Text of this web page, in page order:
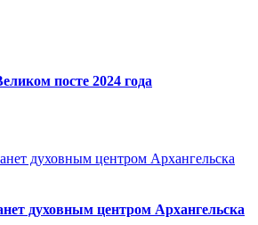
посте 2024 года
духовным центром Архангельска